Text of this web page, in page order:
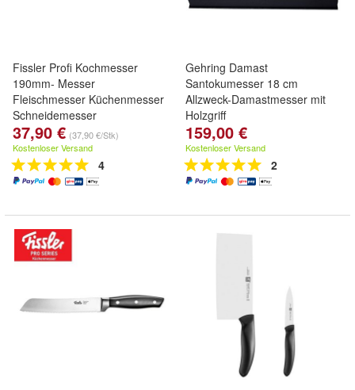
Fissler Profi Kochmesser
190mm- Messer
Fleischmesser Küchenmesser
Schneidemesser
37,90 € (37,90 €/Stk)
Kostenloser Versand
4
Gehring Damast
Santokumesser 18 cm
Allzweck-Damastmesser mit
Holzgriff
159,00 €
Kostenloser Versand
2